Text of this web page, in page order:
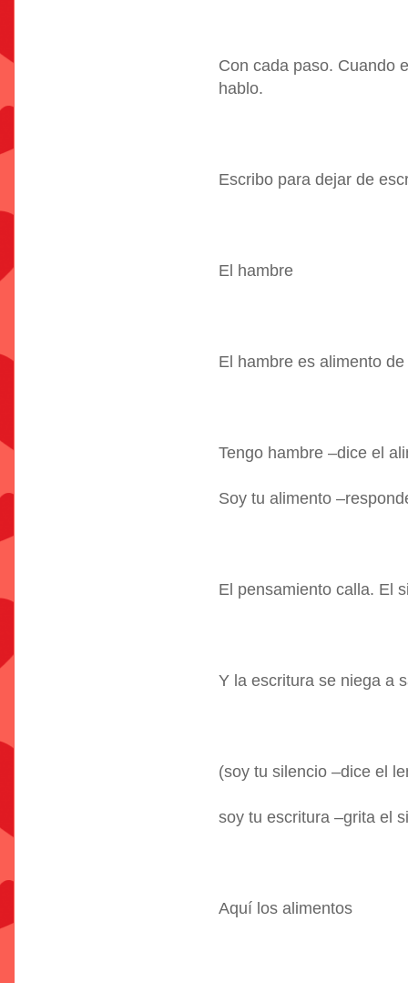
Con cada paso. Cuando
hablo.
Escribo para dejar de
El hambre
El hambre es alimento
Tengo hambre –dice el
Soy tu alimento
El pensamiento calla. El
Y la escritura se niega a
(soy tu silencio –dice el
soy tu escritura –grita el
Aquí los alimentos